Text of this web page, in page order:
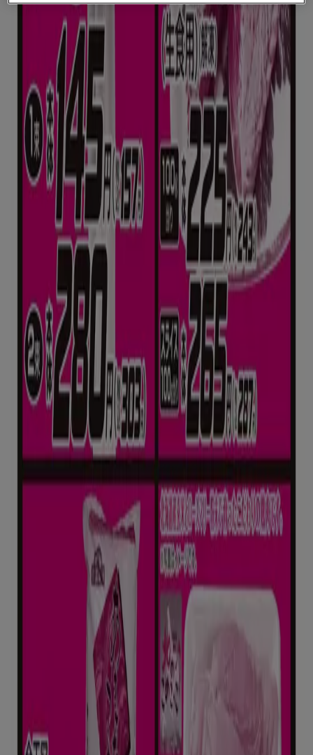
サンロード
すべての人のための魅力的な特別オファー
今日で期限切れ
広告
新規
ビッグハウス
すべてのお客様のためのトップディール
明日で期限切れ川口市
今日で期限切れ
ビッグハウス
今すぐ私たちの取引で節約
今日で期限切れ 川口市